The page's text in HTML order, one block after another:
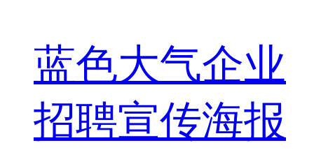
蓝色大气企业
招聘宣传海报